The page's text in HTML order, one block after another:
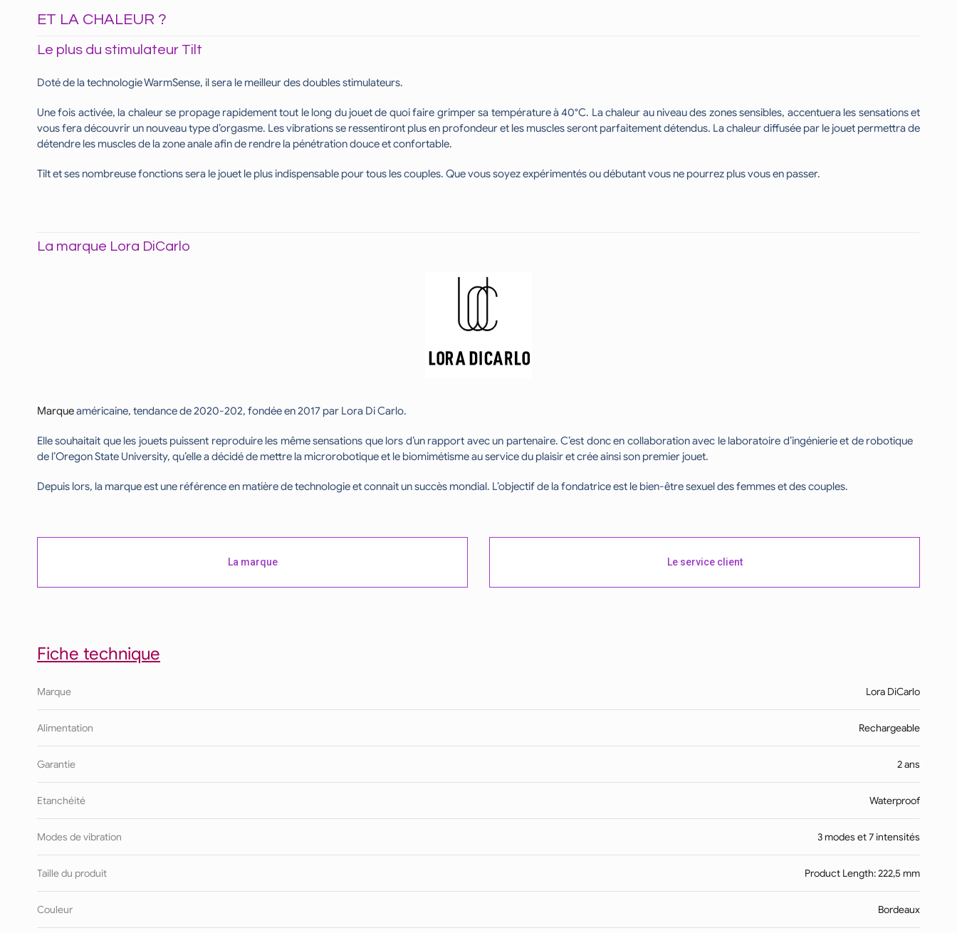
ET LA CHALEUR ?
Le plus du stimulateur Tilt
Doté de la technologie WarmSense, il sera le meilleur des doubles stimulateurs.
Une fois activée, la chaleur se propage rapidement tout le long du jouet de quoi faire grimper sa température à 40°C. La chaleur au niveau des zones sensibles, accentuera les sensations et
vous fera découvrir un nouveau type d’orgasme. Les vibrations se ressentiront plus en profondeur et les muscles seront parfaitement détendus. La chaleur diffusée par le jouet permettra de
détendre les muscles de la zone anale afin de rendre la pénétration douce et confortable.
Tilt et ses nombreuse fonctions sera le jouet le plus indispensable pour tous les couples. Que vous soyez expérimentés ou débutant vous ne pourrez plus vous en passer.
La marque Lora DiCarlo
Marqueaméricaine, tendance de 2020-202, fondée en 2017 par Lora Di Carlo.
Elle souhaitait que les jouets puissent reproduire les même sensations que lors d’un rapport avec un partenaire. C’est donc en collaboration avec le laboratoire d’ingénierie et de robotique
de l’Oregon State University, qu’elle a décidé de mettre la microrobotique et le biomimétisme au service du plaisir et crée ainsi son premier jouet.
Depuis lors, la marque est une référence en matière de technologie et connait un succès mondial. L’objectif de la fondatrice est le bien-être sexuel des femmes et des couples.
La marque Le service client
Fiche technique
Marque Lora DiCarlo
Alimentation Rechargeable
Garantie 2 ans
Etanchéité Waterproof
Modes de vibration 3 modes et 7 intensités
Taille du produit Product Length: 222,5 mm
Couleur Bordeaux